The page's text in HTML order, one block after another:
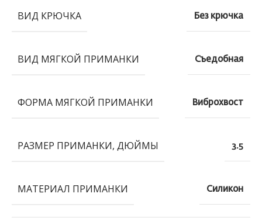
ВИД КРЮЧКА Без крючка
ВИД МЯГКОЙ ПРИМАНКИ Съедобная
ФОРМА МЯГКОЙ ПРИМАНКИ Виброхвост
РАЗМЕР ПРИМАНКИ, ДЮЙМЫ 3.5
МАТЕРИАЛ ПРИМАНКИ Силикон